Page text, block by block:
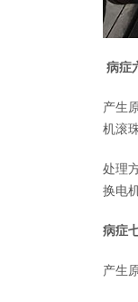
病症
产生
机滚
处理
换电
病症
产生